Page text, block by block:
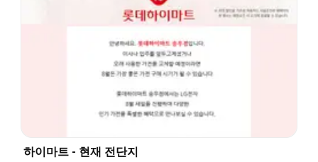
하이마트 - 현재 전단지